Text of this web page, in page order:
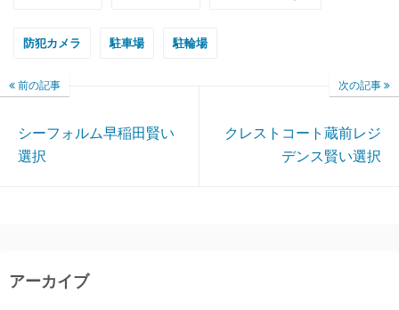
防犯カメラ 駐車場 駐輪場
前の記事
シーフォルム早稲田賢い
選択
次の記事
クレストコート蔵前レジ
デンス賢い選択
アーカイブ